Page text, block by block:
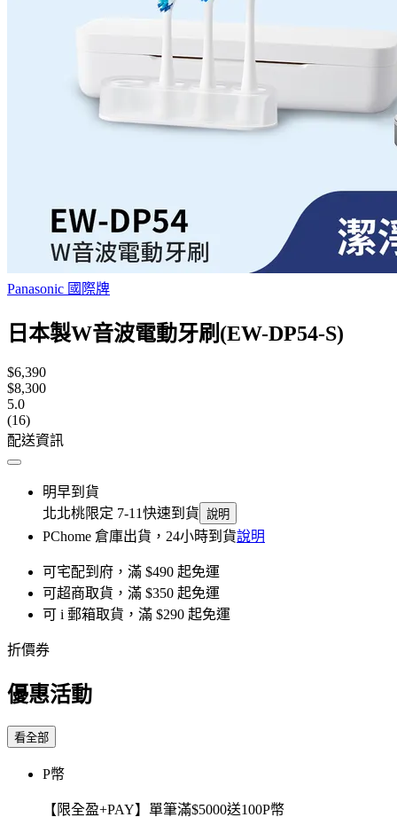
Panasonic 國際牌
日本製W音波電動牙刷(EW-DP54-S)
$6,390
$8,300
5.0
(16)
配送資訊
明早到貨
北北桃限定 7-11快速到貨 說明
PChome 倉庫出貨，24小時到貨說明
可宅配到府，滿 $490 起免運
可超商取貨，滿 $350 起免運
可 i 郵箱取貨，滿 $290 起免運
折價券
優惠活動
看全部
P幣
【限全盈+PAY】單筆滿$5000送100P幣